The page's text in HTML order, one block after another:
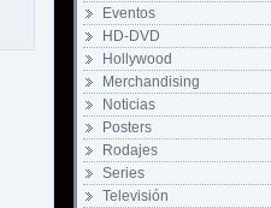
Eventos
HD-DVD
Hollywood
Merchandising
Noticias
Posters
Rodajes
Series
Televisión